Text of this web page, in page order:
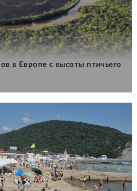
в Европе с высоты птичьего